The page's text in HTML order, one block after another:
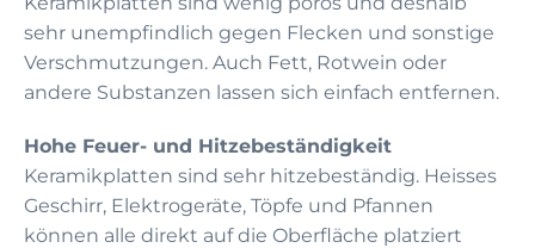
sehr unempfindlich gegen Flecken und sonstige
Verschmutzungen. Auch Fett, Rotwein oder
andere Substanzen lassen sich einfach entfernen.
Hohe Feuer- und Hitzebeständigkeit
Keramikplatten sind sehr hitzebeständig. Heisses
Geschirr, Elektrogeräte, Töpfe und Pfannen
können alle direkt auf die Oberfläche platziert